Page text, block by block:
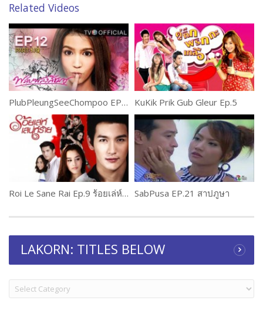
Related Videos
PlubPleungSeeChompoo EP.12 พลับพลึงสีชมพู KuKik Prik Gub Gleur Ep.5
Roi Le Sane Rai Ep.9 ร้อยเล่ห์เสน่ห์ร้าย SabPusa EP.21 สาปภูษา
LAKORN: TITLES BELOW
LAKORN:
TITLES